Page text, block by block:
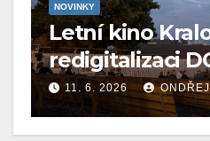
NOVINKY
Letní kino
redigitalizaci
11. 6. 2026